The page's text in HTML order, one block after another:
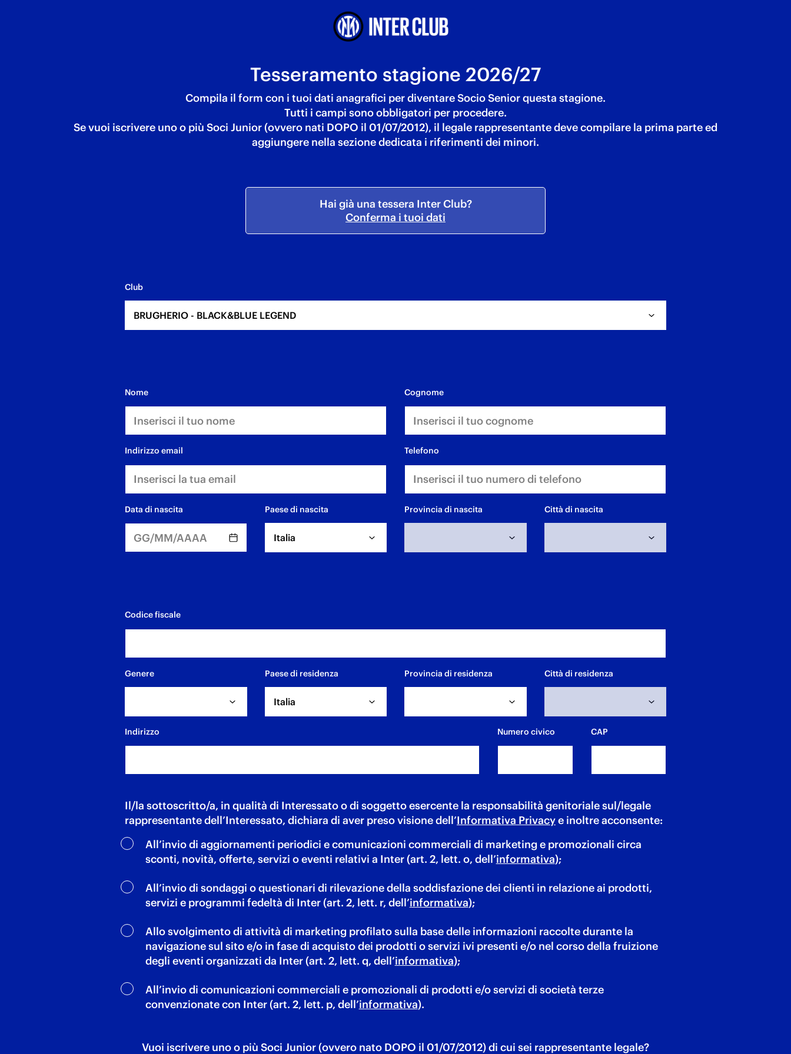
Tesseramento stagione 2026/27
Compila il form con i tuoi dati anagrafici per diventare Socio Senior questa stagione.
Tutti i campi sono obbligatori per procedere.
Se vuoi iscrivere uno o più Soci Junior (ovvero nati DOPO il 01/07/2012), il legale rappresentante deve compilare la prima parte ed
aggiungere nella sezione dedicata i riferimenti dei minori.
Hai già una tessera Inter Club?
Conferma i tuoi dati
Club
BRUGHERIO - BLACK&BLUE LEGEND
nome cognome
indirizzo email telefono
data di nascita Paese di nascita
Italia
Provincia di nascita Città di nascita
Codice fiscale
Genere Paese di residenza
Italia
Provincia di residenza Città di residenza
Indirizzo Numero civico CAP
Il/la sottoscritto/a, in qualità di Interessato o di soggetto esercente la responsabilità genitoriale sul/legale
rappresentante dell’Interessato, dichiara di aver preso visione dell’Informativa Privacye inoltre acconsente:
All’invio di aggiornamenti periodici e comunicazioni commerciali di marketing e promozionali circa
sconti, novità, offerte, servizi o eventi relativi a Inter (art. 2, lett. o, dell’informativa);
All’invio di sondaggi o questionari di rilevazione della soddisfazione dei clienti in relazione ai prodotti,
servizi e programmi fedeltà di Inter (art. 2, lett. r, dell’informativa);
Allo svolgimento di attività di marketing profilato sulla base delle informazioni raccolte durante la
navigazione sul sito e/o in fase di acquisto dei prodotti o servizi ivi presenti e/o nel corso della fruizione
degli eventi organizzati da Inter (art. 2, lett. q, dell’informativa);
All’invio di comunicazioni commerciali e promozionali di prodotti e/o servizi di società terze
convenzionate con Inter (art. 2, lett. p, dell’informativa).
Vuoi iscrivere uno o più Soci Junior (ovvero nato DOPO il 01/07/2012) di cui sei rappresentante legale?